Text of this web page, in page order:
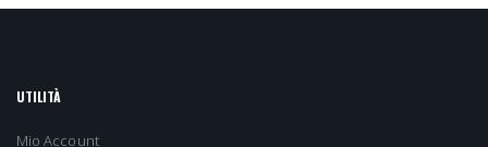
UTILITÀ
Mio Account